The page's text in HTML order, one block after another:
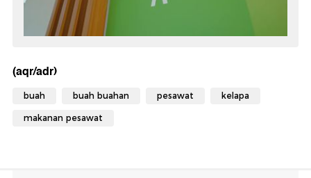
(aqr/adr)
buah buah buahan pesawat kelapa
makanan pesawat